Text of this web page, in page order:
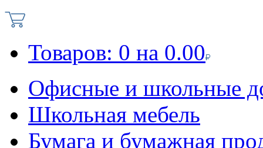
Товаров: 0 на 0.00
Офисные и школьные
Школьная мебель
Бумага и бумажная